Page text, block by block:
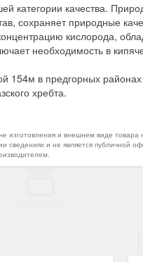
категории качества.
сохраняет природные
кислорода,
необходимость в
154м в предгорных
хребта.
изготовления и внешнем виде товара
сведениях и не является публичной